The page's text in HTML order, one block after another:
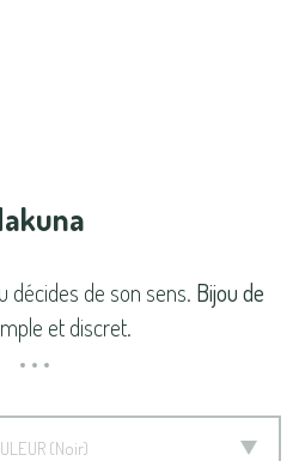
décides de son sens. Bijou de
et discret.
Noir